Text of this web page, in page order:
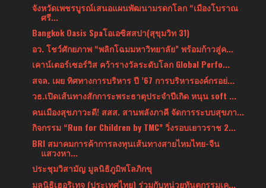
จังหวัดเพชรบูรณ์เสนอแผนพัฒนามรดกโลก “เมืองโบราณ
ศรี...
Bangkok Oasis Spaโอเอซิสสปา(สุขุมวิท 31)
อว. โชว์ศักยภาพ “พลิกโฉมมหาวิทยาลัย” พร้อมก้าวสู่ค...
เคาน์เตอร์เซอร์วิส คว้ารางวัลระดับโลก Global Perfo...
สจล. เผย ทิศทางการบริหาร ปี ’67 การบริหารองค์กรอย่...
วธ.เปิดเส้นทางสักการะพระธาตุประจำปีเกิด หนุน soft ...
คนเมืองสุขภาวะดี! สสส. สานพลังภาคี จัดการระบบสุขภา...
กิจกรรม “Run for Children by TMC” วิ่งรอบเยาวราช 2...
BRI สมาคมการค้าการลงทุนเส้นทางสายไหมไทย-จีน
แสวงหา...
ประชุมวิสามัญ มูลนิธิภูมิพโลภิกขุ
มูลนิธิเฮอริเทจ (ประเทศไทย) ร่วมกับหน่วยทันตกรรมเค...